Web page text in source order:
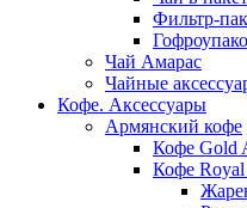
Фильтр-
Чай Амарас
Чайные
Кофе. Аксессуары
Армянский кофе
Кофе Gold
Кофе Royal